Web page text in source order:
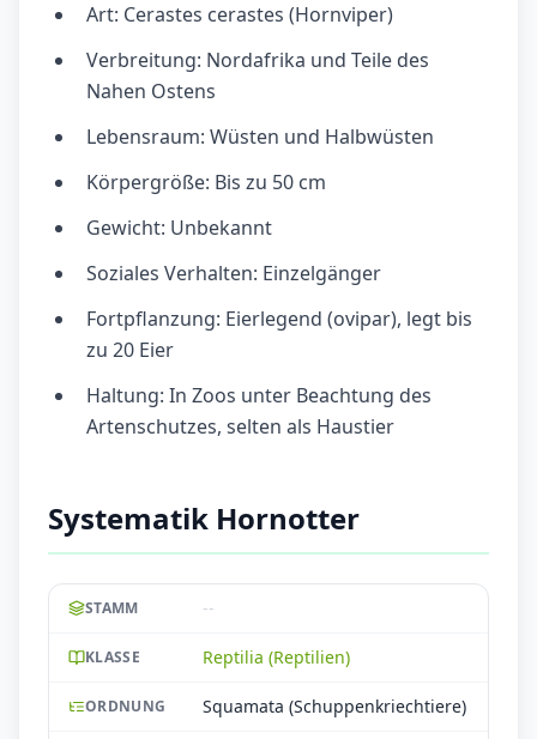
Art: Cerastes cerastes (Hornviper)
Verbreitung: Nordafrika und Teile des
Nahen Ostens
Lebensraum: Wüsten und Halbwüsten
Körpergröße: Bis zu 50 cm
Gewicht: Unbekannt
Soziales Verhalten: Einzelgänger
Fortpflanzung: Eierlegend (ovipar), legt bis
zu 20 Eier
Haltung: In Zoos unter Beachtung des
Artenschutzes, selten als Haustier
Systematik Hornotter
STAMM --
KLASSE Reptilia (Reptilien)
ORDNUNG Squamata (Schuppenkriechtiere)